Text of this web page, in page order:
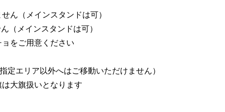
ん（メインスタンドは可）
（メインスタンドは可）
をご用意ください
エリア以外へはご移動いただけません）
大旗扱いとなります